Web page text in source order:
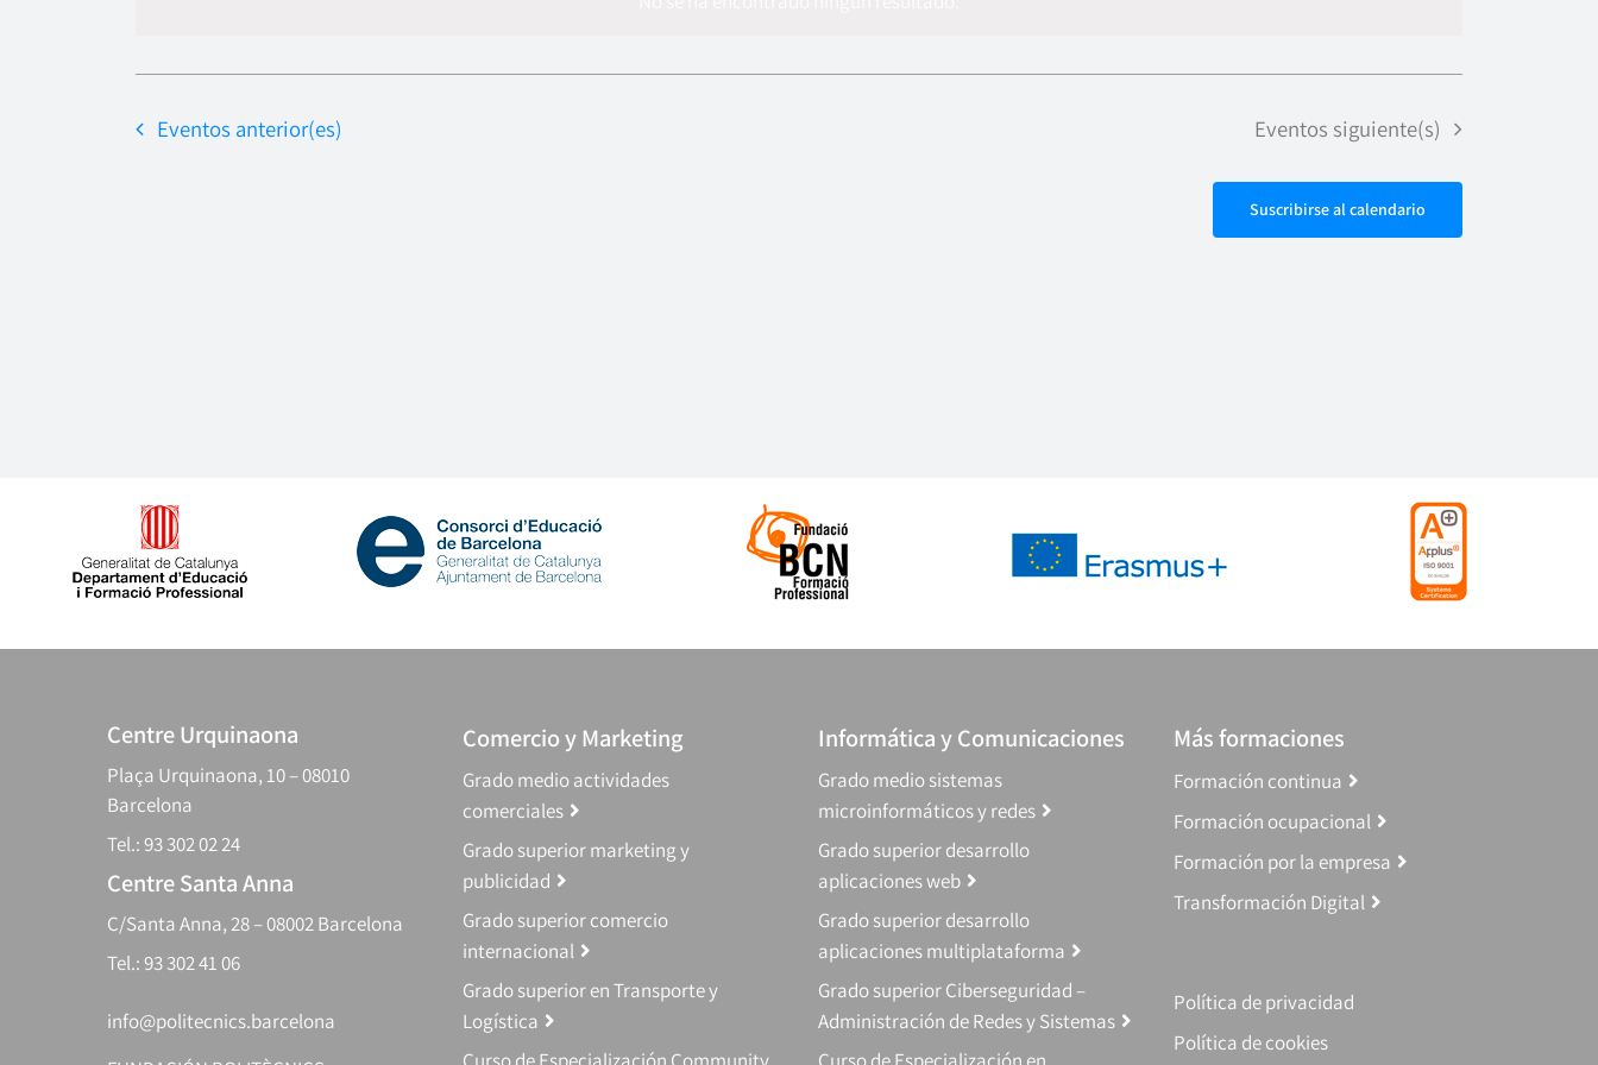
Evento
Eventos anterior(es) Eventos siguiente(s)
Suscribirse al calendario
Centre Urquinaona
Plaça Urquinaona, 10 – 08010
Barcelona
Tel.: 93 302 02 24
Centre Santa Anna
C/Santa Anna, 28 – 08002 Barcelona
Tel.: 93 302 41 06
info@politecnics.barcelona
Comercio y Marketing
Grado medio actividades
comerciales
Grado superior marketing y
publicidad
Grado superior comercio
internacional
Grado superior en Transporte y
Logística
Informática y Comunicaciones
Grado medio sistemas
microinformáticos y redes
Grado superior desarrollo
aplicaciones web
Grado superior desarrollo
aplicaciones multiplataforma
Grado superior Ciberseguridad –
Administración de Redes y Sistemas
Más formaciones
Formación continua
Formación ocupacional
Formación por la empresa
Transformación Digital
Política de privacidad
Política de cookies